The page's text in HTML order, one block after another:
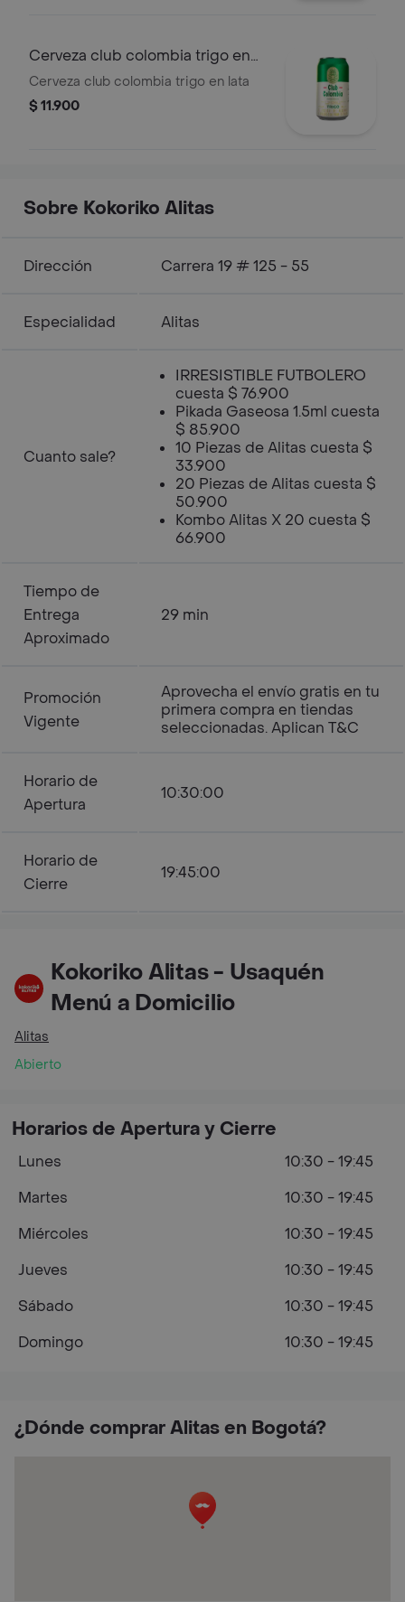
Cerveza club colombia trigo en
lata
Cerveza club colombia trigo en lata
$ 11.900
Sobre Kokoriko Alitas
Dirección Carrera 19 # 125 - 55
Especialidad Alitas
Cuanto sale?
IRRESISTIBLE FUTBOLERO
cuesta $ 76.900
Pikada Gaseosa 1.5ml cuesta
$ 85.900
10 Piezas de Alitas cuesta $
33.900
20 Piezas de Alitas cuesta $
50.900
Kombo Alitas X 20 cuesta $
66.900
Tiempo de
Entrega
Aproximado
29 min
Promoción
Vigente
Aprovecha el envío gratis en tu
primera compra en tiendas
seleccionadas. Aplican T&C
Horario de
Apertura
10:30:00
Horario de
Cierre
19:45:00
Kokoriko Alitas - Usaquén
Menú a Domicilio
Alitas
Abierto
¿Dónde comprar Alitas en Bogotá?
Horarios de Apertura y Cierre
Lunes
10:30 - 19:45
Martes
10:30 - 19:45
Miércoles
10:30 - 19:45
Jueves
10:30 - 19:45
Sábado
10:30 - 19:45
Domingo
10:30 - 19:45